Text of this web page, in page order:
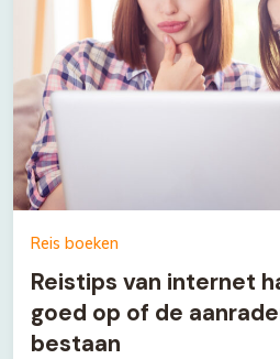
Reis boeken
Reistips van internet
goed op of de
bestaan